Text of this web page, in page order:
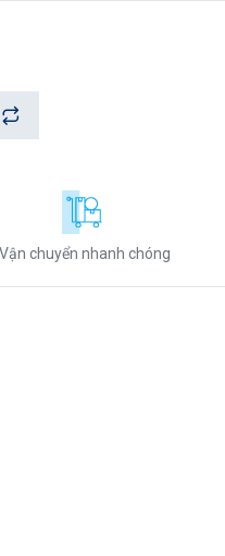
Vận chuyển nhanh chóng